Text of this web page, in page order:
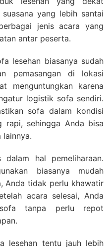
yang lebih santai
jenis acara yang
antar peserta.
lesehan biasanya sudah
pemasangan di lokasi
menguntungkan karena
logistik sofa sendiri.
sofa dalam kondisi
rapi, sehingga Anda bisa
lainnya.
hal pemeliharaan.
biasanya mudah
Anda tidak perlu khawatir
acara selesai, Anda
sofa tanpa perlu repot
lesehan tentu jauh lebih